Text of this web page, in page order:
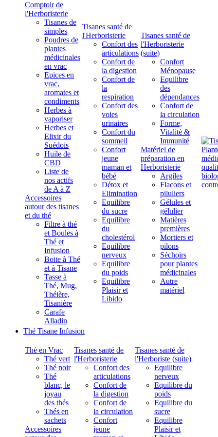
Comptoir de
l'Herboristerie
Tisanes de
simples
Poudres de
plantes
médicinales
en vrac
Epices en
vrac,
aromates et
condiments
Herbes à
vaporiser
Herbes et
Elixir du
Suédois
Huile de
CBD
Liste de
nos actifs
de A à Z
Accessoires
autour des tisanes
et du thé
Filtre à thé
et Boules à
Thé et
Infusion
Boite à Thé
et à Tisane
Tasse à
Thé, Mug,
Théière,
Tisanière
Carafe
Alladin
Tisanes santé de
l'Herboristerie
Confort des
articulations
Confort de
la digestion
Confort de
la
respiration
Confort des
voies
urinaires
Confort du
sommeil
Confort
jeune
maman et
bébé
Détox et
Elimination
Equilibre
du sucre
Equilibre
du
cholestérol
Equilibre
nerveux
Equilibre
du poids
Equilibre
Plaisir et
Libido
Tisanes santé de
l'Herboristerie
(suite)
Confort
Ménopause
Equilibre
des
dépendances
Confort de
la circulation
Forme,
Vitalité &
Immunité
Matériel de
préparation en
Herboristerie
Argiles
Flacons et
piluliers
Gélules et
gélulier
Matières
premières
Mortiers et
pilons
Séchoirs
pour plantes
médicinales
Autre
matériel
Thé Tisane Infusion
Thé en Vrac
Thé vert
Thé noir
Thé
blanc, le
joyau
des thés
Thés en
sachets
Accessoires
Tisanes santé de
l'Herboristerie
Confort des
articulations
Confort de
la digestion
Confort de
la circulation
Confort
jeune
Tisanes santé de
l'Herboriste (suite)
Equilibre
nerveux
Equilibre du
poids
Equilibre du
sucre
Equilibre
Plaisir et